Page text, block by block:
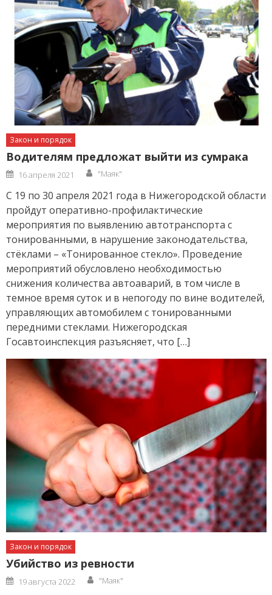
Закон и порядок
Водителям предложат выйти из сумрака
Posted
on
16 апреля 2021 Author
"Маяк"
С 19 по 30 апреля 2021 года в Нижегородской области
пройдут оперативно-профилактические
мероприятия по выявлению автотранспорта с
тонированными, в нарушение законодательства,
стёклами – «Тонированное стекло». Проведение
мероприятий обусловлено необходимостью
снижения количества автоаварий, в том числе в
темное время суток и в непогоду по вине водителей,
управляющих автомобилем с тонированными
передними стеклами. Нижегородская
Госавтоинспекция разъясняет, что […]
Закон и порядок
Убийство из ревности
Posted
on
19 августа 2022 Author
"Маяк"